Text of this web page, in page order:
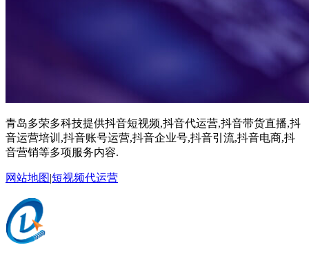
青岛多荣多科技提供抖音短视频,抖音代运营,抖音带货直播,抖
音运营培训,抖音账号运营,抖音企业号,抖音引流,抖音电商,抖
音营销等多项服务内容.
网站地图|短视频代运营